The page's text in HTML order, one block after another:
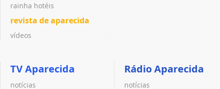
rainha hotéis
revista de aparecida
vídeos
TV Aparecida
notícias
Rádio Aparecida
notícias